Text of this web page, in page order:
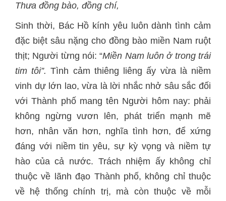
Thưa đồng bào, đồng chí,
Sinh thời, Bác Hồ kính yêu luôn dành tình cảm
đặc biệt sâu nặng cho đồng bào miền Nam ruột
thịt; Người từng nói: “Miền Nam luôn ở trong trái
tim tôi”. Tình cảm thiêng liêng ấy vừa là niềm
vinh dự lớn lao, vừa là lời nhắc nhở sâu sắc đối
với Thành phố mang tên Người hôm nay: phải
không ngừng vươn lên, phát triển mạnh mẽ
hơn, nhân văn hơn, nghĩa tình hơn, để xứng
đáng với niềm tin yêu, sự kỳ vọng và niềm tự
hào của cả nước. Trách nhiệm ấy không chỉ
thuộc về lãnh đạo Thành phố, không chỉ thuộc
về hệ thống chính trị, mà còn thuộc về mỗi